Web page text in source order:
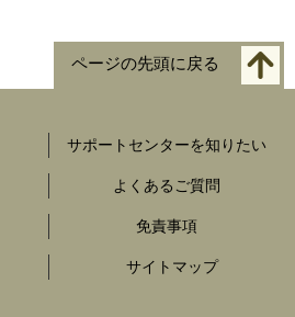
ページの先頭に戻る
サポートセンターを知りたい
よくあるご質問
免責事項
サイトマップ